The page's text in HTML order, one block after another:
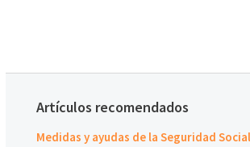
Artículos recomendados
Medidas y ayudas de la Seguridad